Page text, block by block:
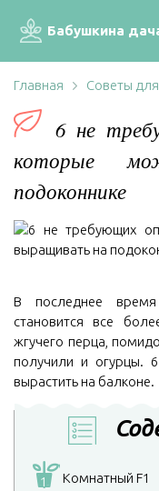
Бабушкина
Главная Советы
6 не
которые
подоконнике
В последнее время
становится все
жгучего перца,
получили и огурцы.
вырастить на балконе.
1 Комнатный F1